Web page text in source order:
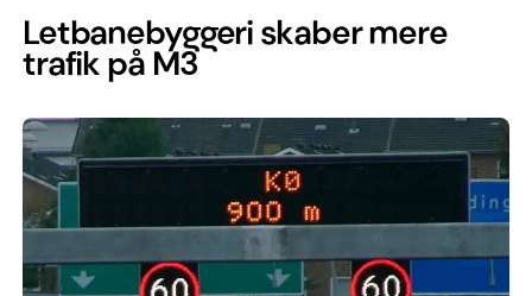
Letbanebyggeri skaber mere
trafik på M3